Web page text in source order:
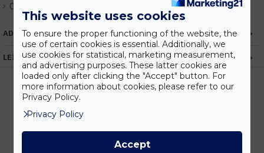
Cikkszám:
ADATOK
LEÍRÁS
This website uses cookies
To ensure the proper functioning of the website, the
use of certain cookies is essential. Additionally, we
use cookies for statistical, marketing measurement,
and advertising purposes. These latter cookies are
loaded only after clicking the "Accept" button. For
more information about cookies, please refer to our
Privacy Policy.
Privacy Policy
Accept